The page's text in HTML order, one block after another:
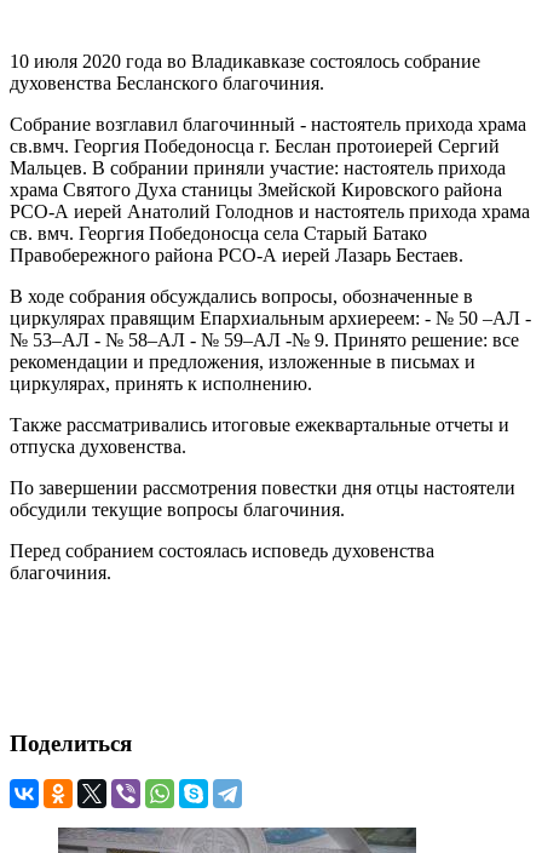
10 июля 2020 года во Владикавказе состоялось собрание
духовенства Бесланского благочиния.
Собрание возглавил благочинный - настоятель прихода храма
св.вмч. Георгия Победоносца г. Беслан протоиерей Сергий
Мальцев. В собрании приняли участие: настоятель прихода
храма Святого Духа станицы Змейской Кировского района
РСО-А иерей Анатолий Голоднов и настоятель прихода храма
св. вмч. Георгия Победоносца села Старый Батако
Правобережного района РСО-А иерей Лазарь Бестаев.
В ходе собрания обсуждались вопросы, обозначенные в
циркулярах правящим Епархиальным архиереем: - № 50 –АЛ -
№ 53–АЛ - № 58–АЛ - № 59–АЛ -№ 9. Принято решение: все
рекомендации и предложения, изложенные в письмах и
циркулярах, принять к исполнению.
Также рассматривались итоговые ежеквартальные отчеты и
отпуска духовенства.
По завершении рассмотрения повестки дня отцы настоятели
обсудили текущие вопросы благочиния.
Перед собранием состоялась исповедь духовенства
благочиния.
Поделиться